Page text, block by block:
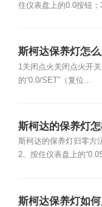
住仪表盘上的0.0按钮；
斯柯达保养灯怎么
1关闭点火关闭点火开
的“0.0/SET”（复位...
斯柯达的保养灯怎
斯柯达的保养灯归零方
2、按住仪表盘上的
斯柯达保养灯如何